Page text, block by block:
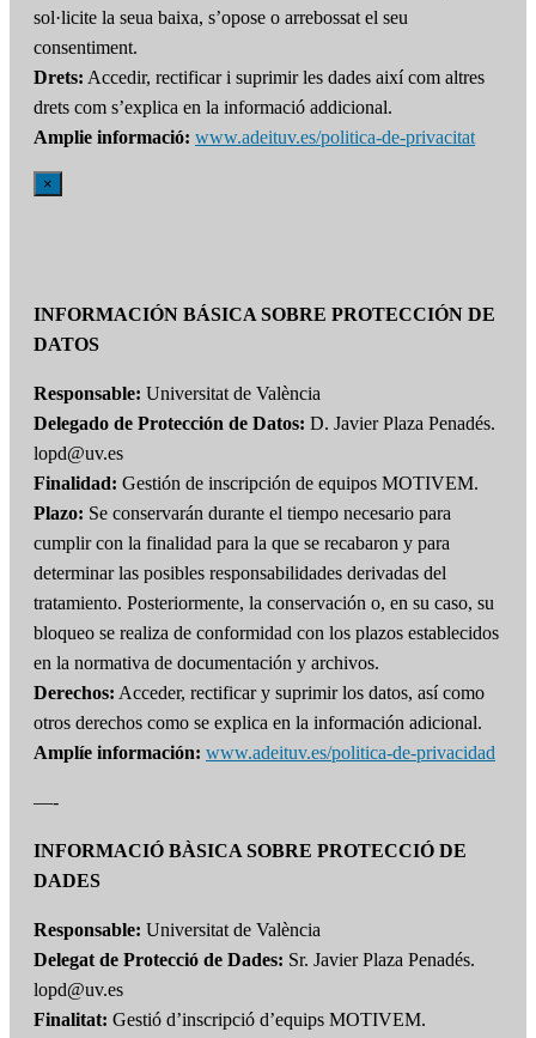
sol·licite la seua baixa, s’opose o arrebossat el seu
consentiment.
Drets: Accedir, rectificar i suprimir les dades així com altres
drets com s’explica en la informació addicional.
Amplie informació: www.adeituv.es/politica-de-privacitat
×
INFORMACIÓN BÁSICA SOBRE PROTECCIÓN DE
DATOS
Responsable: Universitat de València
Delegado de Protección de Datos: D. Javier Plaza Penadés.
lopd@uv.es
Finalidad: Gestión de inscripción de equipos MOTIVEM.
Plazo: Se conservarán durante el tiempo necesario para
cumplir con la finalidad para la que se recabaron y para
determinar las posibles responsabilidades derivadas del
tratamiento. Posteriormente, la conservación o, en su caso, su
bloqueo se realiza de conformidad con los plazos establecidos
en la normativa de documentación y archivos.
Derechos: Acceder, rectificar y suprimir los datos, así como
otros derechos como se explica en la información adicional.
Amplíe información: www.adeituv.es/politica-de-privacidad
—-
INFORMACIÓ BÀSICA SOBRE PROTECCIÓ DE
DADES
Responsable: Universitat de València
Delegat de Protecció de Dades: Sr. Javier Plaza Penadés.
lopd@uv.es
Finalitat: Gestió d’inscripció d’equips MOTIVEM.